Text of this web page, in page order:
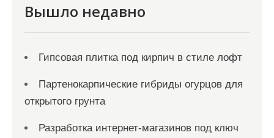
м
Вышло недавно
Гипсовая плитка под кирпич в стиле лофт
Партенокарпические гибриды огурцов для
открытого грунта
Разработка интернет-магазинов под ключ